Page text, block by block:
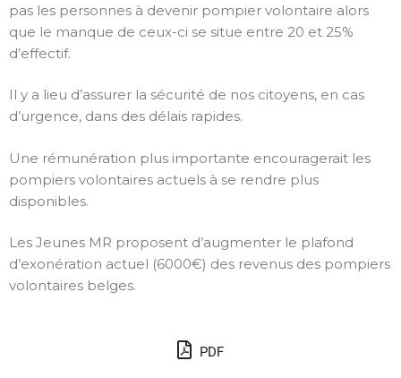
pas les personnes à devenir pompier volontaire alors
que le manque de ceux-ci se situe entre 20 et 25%
d’effectif.
Il y a lieu d’assurer la sécurité de nos citoyens, en cas
d’urgence, dans des délais rapides.
Une rémunération plus importante encouragerait les
pompiers volontaires actuels à se rendre plus
disponibles.
Les Jeunes MR proposent d’augmenter le plafond
d’exonération actuel (6000€) des revenus des pompiers
volontaires belges.
PDF